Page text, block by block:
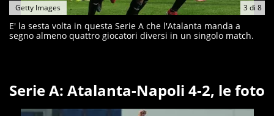
3di 8
Getty Images
E' la sesta volta in questa Serie A che l'Atalanta manda a
segno almeno quattro giocatori diversi in un singolo match.
Serie A: Atalanta-Napoli 4-2, le foto